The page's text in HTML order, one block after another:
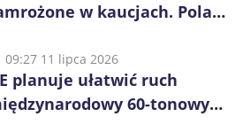
w kaucjach. Polacy
09:27 11 lipca 2026
planuje ułatwić ruch
60-tonowych